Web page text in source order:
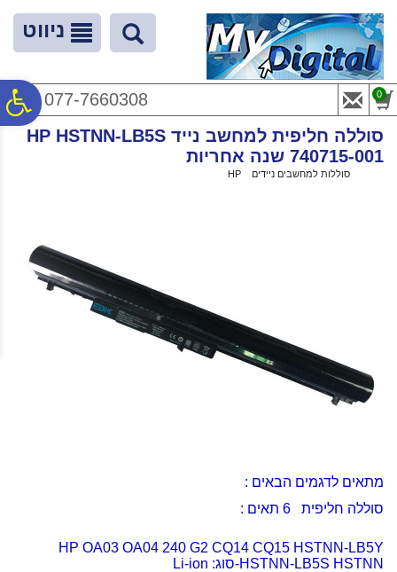
נגישות
המרכזי
ניווט
077-7660308 0
סוללה חליפית למחשב נייד HP HSTNN-LB5S
740715-001 שנה אחריות
סוללות למחשבים ניידים HP
מתאים לדגמים הבאים :
סוללה חליפית 6 תאים :
HP OA03 OA04 240 G2 CQ14 CQ15 HSTNN-LB5Y
HSTNN-LB5S HSTNN- סוג: Li-ion